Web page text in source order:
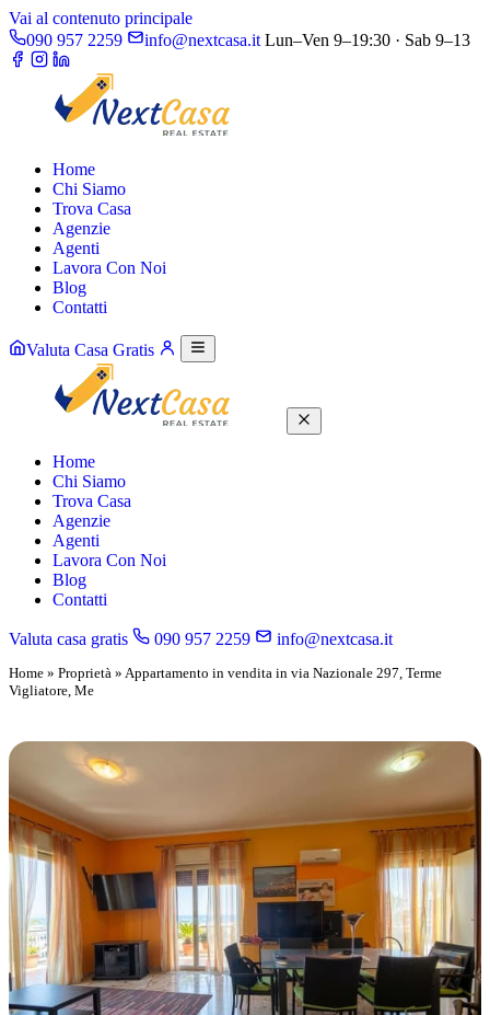
Vai al contenuto principale
090 957 2259
info@nextcasa.it Lun–Ven 9–19:30 · Sab 9–13
Home
Chi Siamo
Trova Casa
Agenzie
Agenti
Lavora Con Noi
Blog
Contatti
Valuta Casa Gratis
Home
Chi Siamo
Trova Casa
Agenzie
Agenti
Lavora Con Noi
Blog
Contatti
Valuta casa gratis 090 957 2259 info@nextcasa.it
Home » Proprietà » Appartamento in vendita in via Nazionale 297, Terme
Vigliatore, Me